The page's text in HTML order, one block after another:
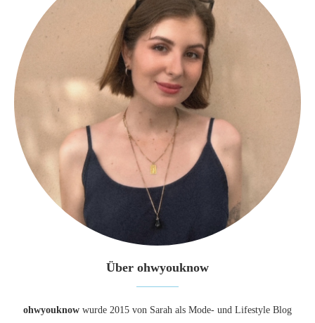
Über ohwyouknow
ohwyouknow wurde 2015 von Sarah als Mode- und Lifestyle Blog